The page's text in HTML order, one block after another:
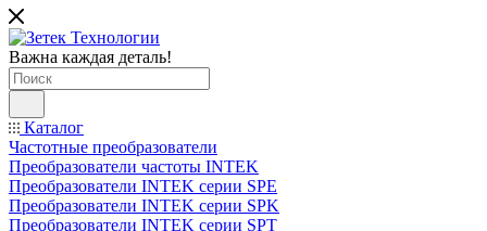
Важна каждая деталь!
Каталог
Частотные преобразователи
Преобразователи частоты INTEK
Преобразователи INTEK серии SPE
Преобразователи INTEK серии SPK
Преобразователи INTEK серии SPT